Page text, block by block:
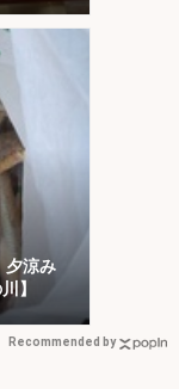
夕涼み
】
Recommended by